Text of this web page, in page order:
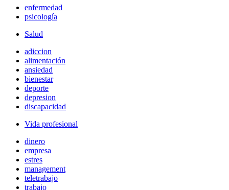
enfermedad
psicología
Salud
adiccion
alimentación
ansiedad
bienestar
deporte
depresion
discapacidad
Vida profesional
dinero
empresa
estres
management
teletrabajo
trabajo